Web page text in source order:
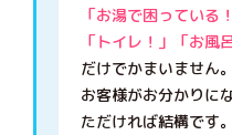
「お湯で困っている
「トイレ！」「お風
だけでかまいません。
お客様がお分かりに
ただければ結構です。